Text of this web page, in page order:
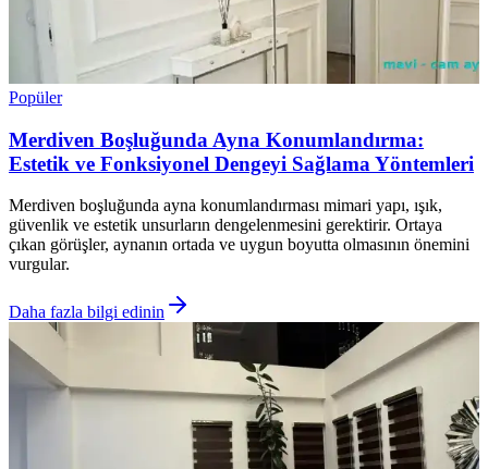
Popüler
Merdiven Boşluğunda Ayna Konumlandırma:
Estetik ve Fonksiyonel Dengeyi Sağlama Yöntemleri
Merdiven boşluğunda ayna konumlandırması mimari yapı, ışık,
güvenlik ve estetik unsurların dengelenmesini gerektirir. Ortaya
çıkan görüşler, aynanın ortada ve uygun boyutta olmasının önemini
vurgular.
Daha fazla bilgi edinin